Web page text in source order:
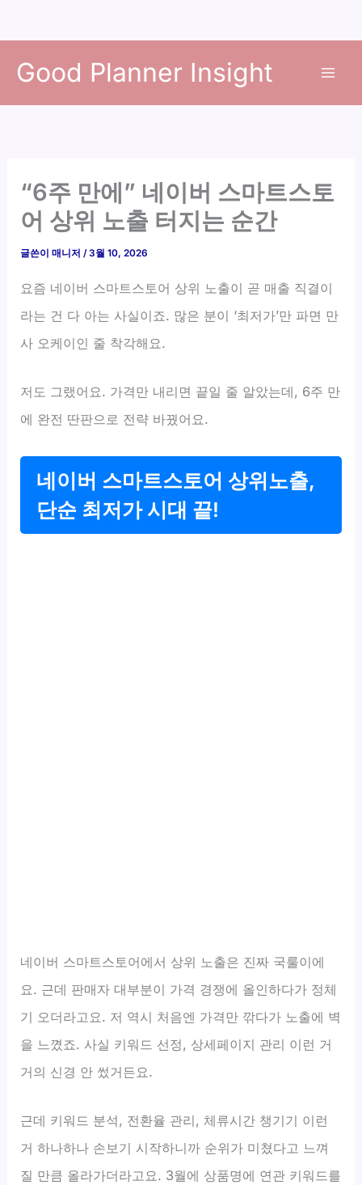
Good Planner Insight
“6주 만에” 네이버 스마트스토
어 상위 노출 터지는 순간
글쓴이매니저/3월 10, 2026
요즘 네이버 스마트스토어 상위 노출이 곧 매출 직결이
라는 건 다 아는 사실이죠. 많은 분이 ‘최저가’만 파면 만
사 오케이인 줄 착각해요.
저도 그랬어요. 가격만 내리면 끝일 줄 알았는데, 6주 만
에 완전 딴판으로 전략 바꿨어요.
네이버 스마트스토어 상위노출,
단순 최저가 시대 끝!
네이버 스마트스토어에서 상위 노출은 진짜 국룰이에
요. 근데 판매자 대부분이 가격 경쟁에 올인하다가 정체
기 오더라고요. 저 역시 처음엔 가격만 깎다가 노출에 벽
을 느꼈죠. 사실 키워드 선정, 상세페이지 관리 이런 거
거의 신경 안 썼거든요.
근데 키워드 분석, 전환율 관리, 체류시간 챙기기 이런
거 하나하나 손보기 시작하니까 순위가 미쳤다고 느껴
질 만큼 올라가더라고요. 3월에 상품명에 연관 키워드를